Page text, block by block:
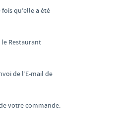
qu’elle a été
Restaurant
de l’E-mail de
votre commande.